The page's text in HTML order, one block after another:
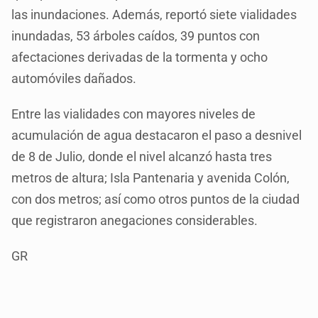
las inundaciones. Además, reportó siete vialidades
inundadas, 53 árboles caídos, 39 puntos con
afectaciones derivadas de la tormenta y ocho
automóviles dañados.
Entre las vialidades con mayores niveles de
acumulación de agua destacaron el paso a desnivel
de 8 de Julio, donde el nivel alcanzó hasta tres
metros de altura; Isla Pantenaria y avenida Colón,
con dos metros; así como otros puntos de la ciudad
que registraron anegaciones considerables.
GR